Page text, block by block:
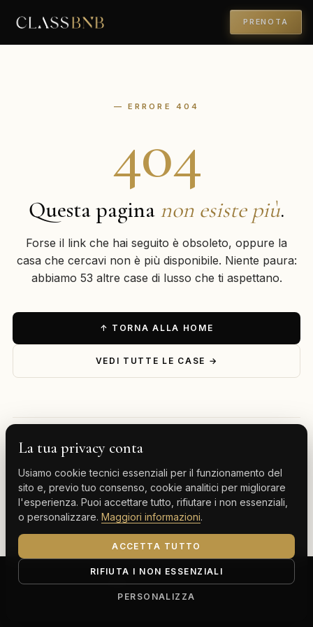
PRENOTA
— ERRORE 404
404
Questa pagina non esiste più.
Forse il link che hai seguito è obsoleto, oppure la
casa che cercavi non è più disponibile. Niente paura:
abbiamo 53 altre case di lusso che ti aspettano.
↑ TORNA ALLA HOME
VEDI TUTTE LE CASE →
— ESPLORA PER DESTINAZIONE
Milano Cervinia Tenerife Gran Canaria
Monte Carlo
Corso Buenos Aires 64, 20124 Milano (MI)
La tua privacy conta
Usiamo cookie tecnici essenziali per il funzionamento del
sito e, previo tuo consenso, cookie analitici per migliorare
l'esperienza. Puoi accettare tutto, rifiutare i non essenziali,
o personalizzare. Maggiori informazioni.
ACCETTA TUTTO
RIFIUTA I NON ESSENZIALI
PERSONALIZZA